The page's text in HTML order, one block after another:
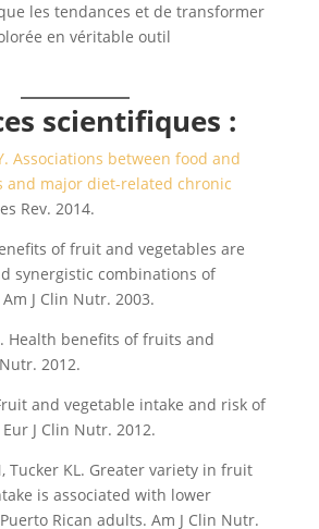
les tendances et de transformer
en véritable outil
scientifiques :
Associations between food and
and major diet-related chronic
Rev. 2014.
of fruit and vegetables are
synergistic combinations of
J Clin Nutr. 2003.
Health benefits of fruits and
2012.
and vegetable intake and risk of
J Clin Nutr. 2012.
Tucker KL. Greater variety in fruit
is associated with lower
Rican adults. Am J Clin Nutr.